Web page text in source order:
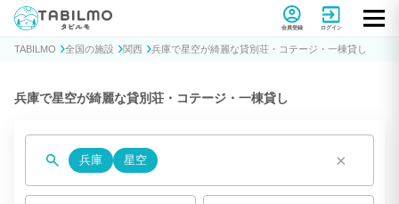
貸別荘コテージ・一棟貸し宿泊予約サイトTABILMO(タビルモ)
会員登録 ログイン
TABILMO 全国の施設 関西 兵庫で星空が綺麗な貸別荘・コテージ・一棟貸し
兵庫で星空が綺麗な貸別荘・コテージ・一棟貸し
兵庫 星空 ×